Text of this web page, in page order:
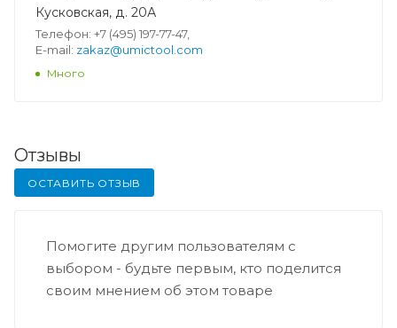
Кусковская, д. 20А
Телефон: +7 (495) 197-77-47,
E-mail: zakaz@umictool.com
Много
Отзывы
ОСТАВИТЬ ОТЗЫВ
Помогите другим пользователям с
выбором - будьте первым, кто поделится
своим мнением об этом товаре